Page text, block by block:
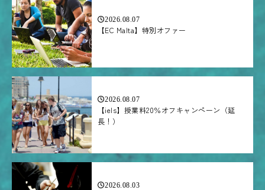
2026.08.07
【EC Malta】特別オファー
2026.08.07
【iels】授業料20％オフキャンペーン（延
長！）
2026.08.03